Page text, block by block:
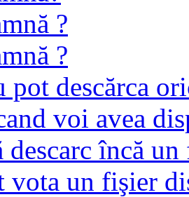
?
?
pot descărca
voi avea
descarc încă
vota un fişier